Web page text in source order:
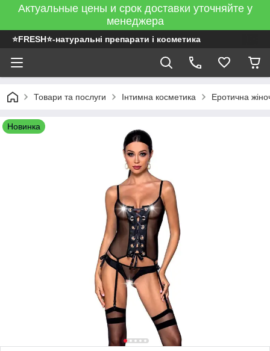
Актуальные цены и срок доставки уточняйте у
менеджера
⭐FRESH⭐-натуральні препарати і косметика
Товари та послуги Інтимна косметика Еротична
Новинка